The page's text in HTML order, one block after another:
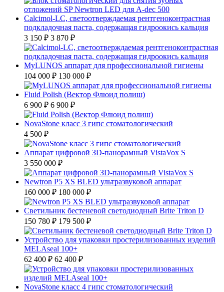
Calcimol-LC, светоотверждаемая рентгеноконтрастная
подкладочная паста, содержащая гидроокись кальция
3 150 ₽ 3 870 ₽
MyLUNOS аппарат для профессиональной гигиены
104 000 ₽ 130 000 ₽
Fluid Polish (Вектор Флюид полиш)
6 900 ₽ 6 900 ₽
NovaStone класс 3 гипс стоматологический
4 500 ₽
Аппарат цифровой ЗD-панорамный VistaVox S
3 550 000 ₽
Newtron P5 XS BLED ультразвуковой аппарат
160 000 ₽ 180 000 ₽
Светильник бестеневой светодиодный Brite Triton D
150 780 ₽ 179 500 ₽
Устройство для упаковки простерилизованных изделий
MELAseal 100+
62 400 ₽ 62 400 ₽
NovaStone класс 4 гипс стоматологический